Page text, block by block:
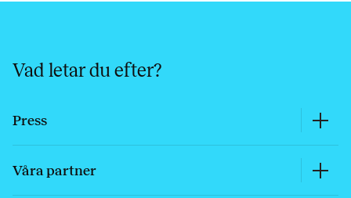
Vad letar du efter?
Press
Våra partner